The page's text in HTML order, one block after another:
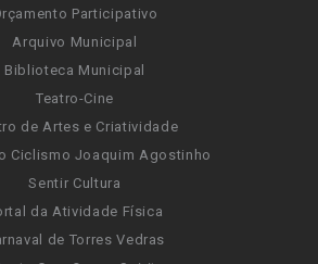
Participativo
Arquivo Municipal
Biblioteca Municipal
Teatro-Cine
de Artes e Criatividade
Ciclismo Joaquim Agostinho
Sentir Cultura
da Atividade Física
de Torres Vedras